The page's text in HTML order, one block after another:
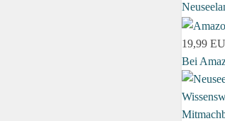
19,99
Bei